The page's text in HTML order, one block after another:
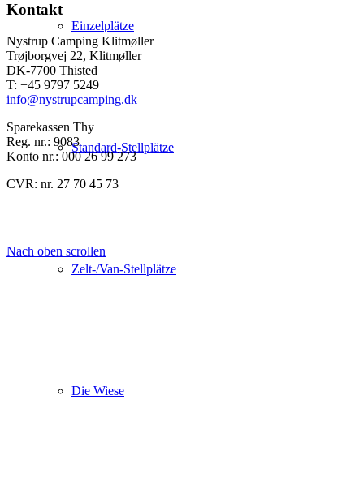
Einzelplätze
Standard-Stellplätze
Zelt-/Van-Stellplätze
Die Wiese
Kontakt
Nystrup Camping Klitmøller
Trøjborgvej 22, Klitmøller
DK-7700 Thisted
T: +45 9797 5249
info@nystrupcamping.dk
Sparekassen Thy
Reg. nr.: 9083
Konto nr.: 000 26 99 273
CVR: nr. 27 70 45 73
Nach oben scrollen